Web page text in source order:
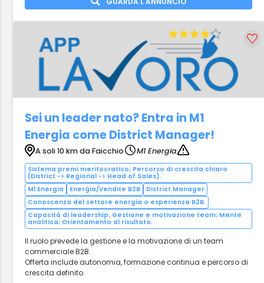
Sei un leader nato? Entra in M1
Energia come District Manager!
A soli 10 km da Faicchio M1 Energia
Sistema premi meritocratico; Percorso di crescita chiaro
(District -> Regional -> Head of Sales).
M1 Energia
Energia/Vendite B2B
District Manager
Conoscenza del settore energia o esperienza B2B.
Capacità di leadership; Gestione e motivazione team; Mente
analitica; Orientamento al risultato.
Il ruolo prevede la gestione e la motivazione di un team
commerciale B2B.
Offerta include autonomia, formazione continua e percorso di
crescita definito.